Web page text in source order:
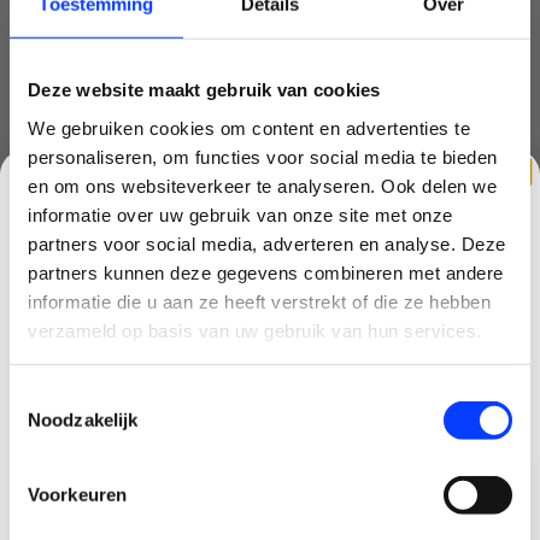
Deze website maakt gebruik van cookies
We gebruiken cookies om content en advertenties te
personaliseren, om functies voor social media te bieden
en om ons websiteverkeer te analyseren. Ook delen we
informatie over uw gebruik van onze site met onze
partners voor social media, adverteren en analyse. Deze
partners kunnen deze gegevens combineren met andere
informatie die u aan ze heeft verstrekt of die ze hebben
verzameld op basis van uw gebruik van hun services.
Noodzakelijk
Voorkeuren
4x DJI Mavic 4 Pro Propellers
1x DJI Mavic 4 Pro opberghoes
1x USB-C naar USB-C high speed data kabel
1x DJI Mavic schoudertas
24 maanden DJI garantie
Gratis digitale drone cursus voor optimaal
vliegervaring
Gratis landing pad voor maximale inzetbaarheid
DJI Mavic 4 Pro 512GB Creator Combo - incl.
DJI RC Pro 2
0 sterren op basis van 0 beoordelingen
CLAIM KORTING OP JE EERSTE
BESTELLING!